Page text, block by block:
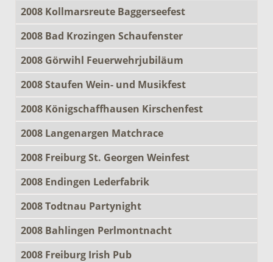
2008 Kollmarsreute Baggerseefest
2008 Bad Krozingen Schaufenster
2008 Görwihl Feuerwehrjubiläum
2008 Staufen Wein- und Musikfest
2008 Königschaffhausen Kirschenfest
2008 Langenargen Matchrace
2008 Freiburg St. Georgen Weinfest
2008 Endingen Lederfabrik
2008 Todtnau Partynight
2008 Bahlingen Perlmontnacht
2008 Freiburg Irish Pub